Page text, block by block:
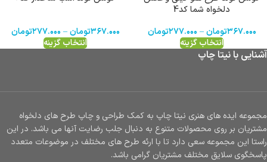
دلخواه شما کد4
۳۶۷.۰۰۰تومان – ۲۷۷.۰۰۰تومان
انتخاب گزینه
۳۶۷.۰۰۰تومان – ۲۷۷.۰۰۰تومان
انتخاب گزینه
آشنایی با نیتا چاپ
مجموعه ایده های هنری نیتا چاپ به کمک طراحی و چاپ طرح های دلخواه
مشتریان بر روی محصولات متنوع به دنبال جلب رضایت آنها می باشد. در این
راستا این مجموعه سعی دارد تا با ارئه طرح های مختلف در موضوعات متعدد
پاسخگوی سلایق مختلف مشتریان گرامی باشد.